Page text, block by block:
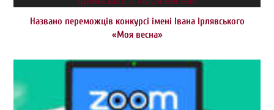
Названо переможців конкурсі імені Івана Ірлявського
«Моя весна»